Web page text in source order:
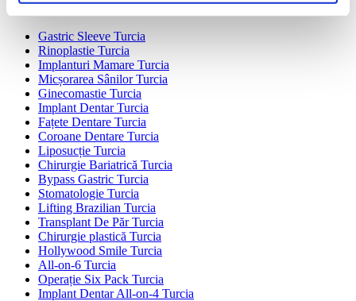
Gastric Sleeve Turcia
Rinoplastie Turcia
Implanturi Mamare Turcia
Micșorarea Sânilor Turcia
Ginecomastie Turcia
Implant Dentar Turcia
Fațete Dentare Turcia
Coroane Dentare Turcia
Liposucție Turcia
Chirurgie Bariatrică Turcia
Bypass Gastric Turcia
Stomatologie Turcia
Lifting Brazilian Turcia
Transplant De Păr Turcia
Chirurgie plastică Turcia
Hollywood Smile Turcia
All-on-6 Turcia
Operație Six Pack Turcia
Implant Dentar All-on-4 Turcia